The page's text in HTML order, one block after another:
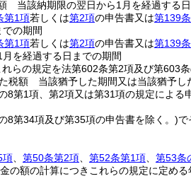
当該納期限の翌日から1月を経過する
第1項若しくは第2項の申告書又は第139
の期間
第1項若しくは第2項の申告書又は第139
を経過する日までの期間
れらの規定を法第602条第2項及び第603
税額 当該猶予した期間又は当該猶予し
8第1項、第2項又は第31項の規定による
8第34項及び第35項の申告書を除く。)で
項 第50条第2項 第52条第1項 第53条
の額の計算につきこれらの規定に定め